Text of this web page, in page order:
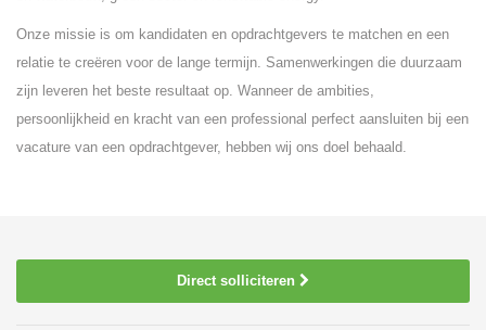
Onze missie is om kandidaten en opdrachtgevers te matchen en een
relatie te creëren voor de lange termijn. Samenwerkingen die duurzaam
zijn leveren het beste resultaat op. Wanneer de ambities,
persoonlijkheid en kracht van een professional perfect aansluiten bij een
vacature van een opdrachtgever, hebben wij ons doel behaald.
Direct solliciteren